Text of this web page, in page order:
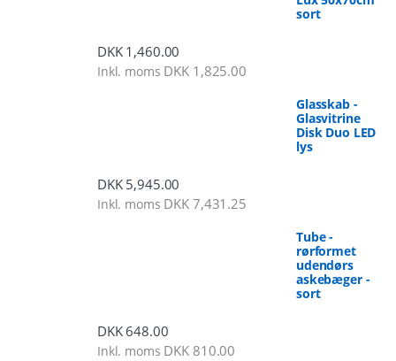
sort
DKK1,460.00
Inkl. moms DKK 1,825.00
Glasskab -
Glasvitrine
Disk Duo LED
lys
DKK5,945.00
Inkl. moms DKK 7,431.25
Tube -
rørformet
udendørs
askebæger -
sort
DKK648.00
Inkl. moms DKK 810.00